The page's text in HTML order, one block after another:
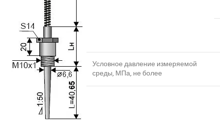
Условное давление измеряемой
среды, МПа, не более